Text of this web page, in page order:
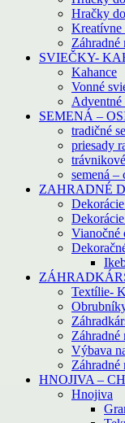
Hračky
Kreatívne
Záhradné
SVIEČKY-
Kahance
Vonné
SEMENÁ –
tradičné
priesady
semená
ZAHRADNÉ
Vianočné
Textílie-
Záhradné
Výbava
Záhradné
HNOJIVA –
Hnojiva